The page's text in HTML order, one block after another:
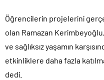
Öğrencilerin projelerini
olan Ramazan
ve sağlıksız yaşamın
etkinliklere daha fazla
dedi.